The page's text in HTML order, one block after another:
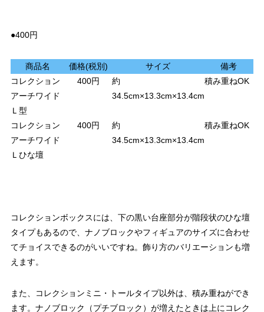
●400円
商品名 価格(税別) サイズ
備考
コレクション
アーチワイド
Ｌ型
400円
約
34.5cm×13.3cm×13.4cm
積み重ねOK
コレクション
アーチワイド
Ｌひな壇
400円
約
34.5cm×13.3cm×13.4cm
積み重ねOK
コレクションボックスには、下の黒い台座部分が階段状のひな壇
タイプもあるので、ナノブロックやフィギュアのサイズに合わせ
てチョイスできるのがいいですね。飾り方のバリエーションも増
えます。
また、コレクションミニ・トールタイプ以外は、積み重ねができ
ます。ナノブロック（プチブロック）が増えたときは上にコレク